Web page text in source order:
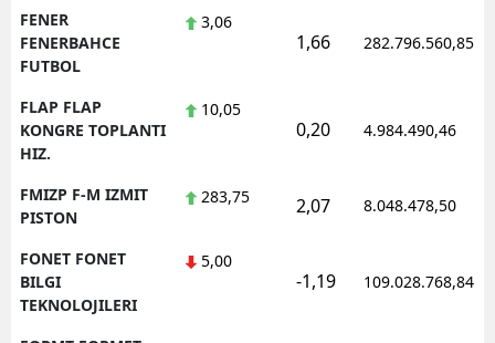
FENER
FENERBAHCE
FUTBOL
3,06
1,66 282.796.560,85
FLAP FLAP
KONGRE TOPLANTI
HIZ.
10,05
0,20 4.984.490,46
FMIZP F-M IZMIT
PISTON
283,75 2,07 8.048.478,50
FONET FONET
BILGI
TEKNOLOJILERI
5,00
-1,19 109.028.768,84